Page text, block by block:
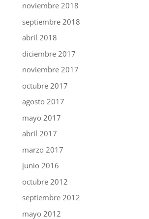
noviembre 2018
septiembre 2018
abril 2018
diciembre 2017
noviembre 2017
octubre 2017
agosto 2017
mayo 2017
abril 2017
marzo 2017
junio 2016
octubre 2012
septiembre 2012
mayo 2012